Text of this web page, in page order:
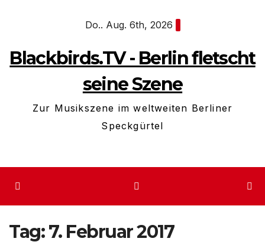
Do.. Aug. 6th, 2026
Blackbirds.TV - Berlin fletscht
seine Szene
Zur Musikszene im weltweiten Berliner
Speckgürtel
Tag:7. Februar 2017